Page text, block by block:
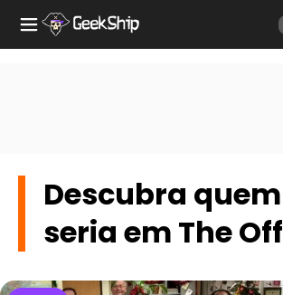
Descubra
seria em The